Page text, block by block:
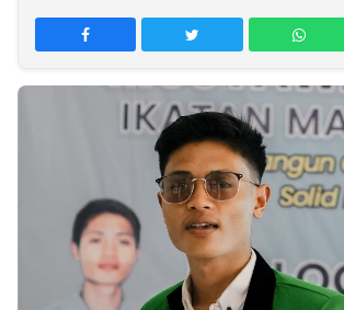
PT
TREETAN
INDONESIA
Seedbacklink